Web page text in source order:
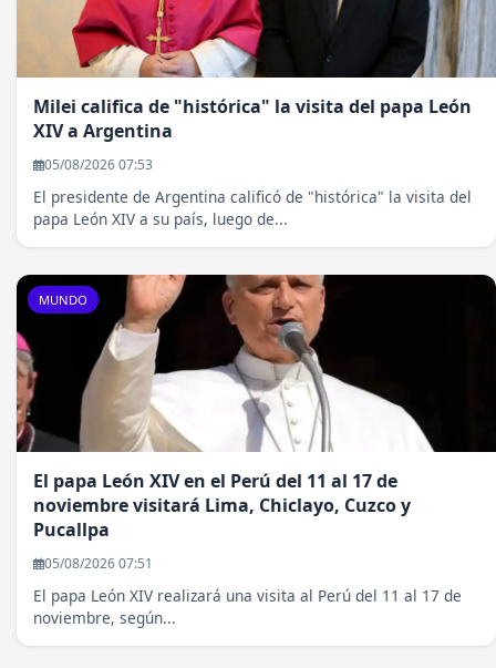
Milei califica de "histórica" la visita del papa León
XIV a Argentina
05/08/2026 07:53
El presidente de Argentina calificó de "histórica" la visita del
papa León XIV a su país, luego de...
MUNDO
El papa León XIV en el Perú del 11 al 17 de
noviembre visitará Lima, Chiclayo, Cuzco y
Pucallpa
05/08/2026 07:51
El papa León XIV realizará una visita al Perú del 11 al 17 de
noviembre, según...